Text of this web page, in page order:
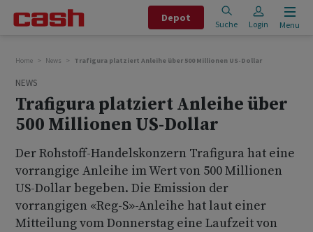
Depot
Suche Login Menu
Home News Trafigura platziert Anleihe über 500 Millionen US-Dollar
NEWS
Trafigura platziert Anleihe über
500 Millionen US-Dollar
Der Rohstoff-Handelskonzern Trafigura hat eine
vorrangige Anleihe im Wert von 500 Millionen
US-Dollar begeben. Die Emission der
vorrangigen «Reg-S»-Anleihe hat laut einer
Mitteilung vom Donnerstag eine Laufzeit von